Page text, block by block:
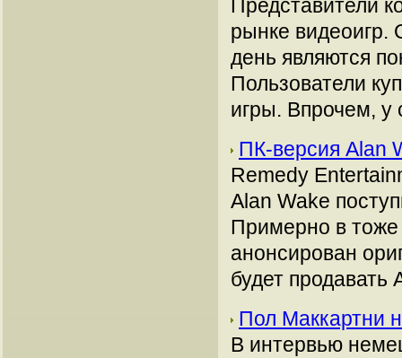
Представители
рынке видеоигр.
день являются
Пользователи
игры. Впрочем, у
ПК-версия Alan
Remedy
Alan Wake
Примерно в тоже
анонсирован
будет продавать
Пол Маккартни
В интервью